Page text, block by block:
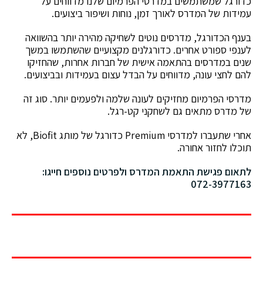
עמידות של המדרס לאורך זמן, נוחות ושיפור ביצועים.
בענף הכדורגל, מדרסים נוטים לשחיקה מהירה יותר בהשוואה
לענפי ספורט אחרים. כדורגלנים מקצועיים שהשתמשו במשך
שנים במדרסים בהתאמה אישית של חברות אחרות, שהחזיקו
להם לחצי עונה, מדווחים על הבדל עצום בעמידות ובביצועים.
מדרסי הפרמיום מחזיקים לעונה שלמה ולפעמים יותר. סוג זה
של מדרס מתאים גם לשחקני קט-רגל.
אחרי שתעברו למדרסי Premium כדורגל של מותג Biofit, לא
תוכלו לחזור אחורה.
לתאום פגישת התאמת המדרס ולפרטים נוספים חייגו:
072-3977163